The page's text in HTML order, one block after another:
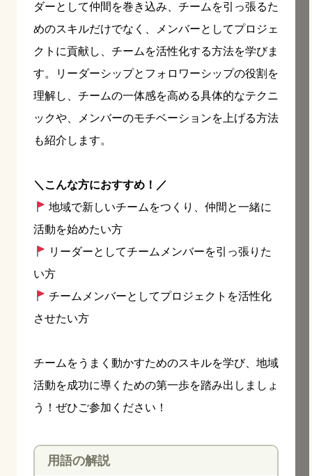
ダーとして仲間を巻き込み、チームを引っ張るた
めのスキルだけでなく、メンバーとしてプロジェ
クトに貢献し、チームを活性化する方法を学びま
す。リーダーシップとフォロワーシップの役割を
理解し、チームの一体感を高める具体的なテクニ
ックや、メンバーのモチベーションを上げる方法
も紹介します。
＼こんな方におすすめ！／
地域で新しいチームをつくり、仲間と一緒に
活動を始めたい方
リーダーとしてチームメンバーを引っ張りた
い方
チームメンバーとしてプロジェクトを活性化
させたい方
チームをうまく動かすためのスキルを学び、地域
活動を成功に導くための第一歩を踏み出しましょ
う！ぜひご参加ください！
用語の解説